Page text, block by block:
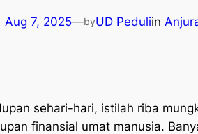
Aug 7, 2025—byUD Peduliin
sehari-hari, istilah riba
finansial umat manusia.